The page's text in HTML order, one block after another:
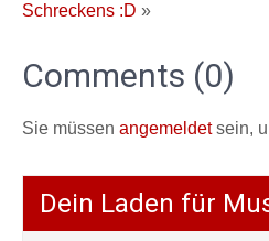
Schreckens :D »
Comments (0)
Sie müssen angemeldetsein,
Dein Laden für